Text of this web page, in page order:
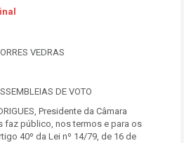
VEDRAS
DE VOTO
Presidente da Câmara
faz público, nos termos e para os
40º da Lei nº 14/79, de 16 de